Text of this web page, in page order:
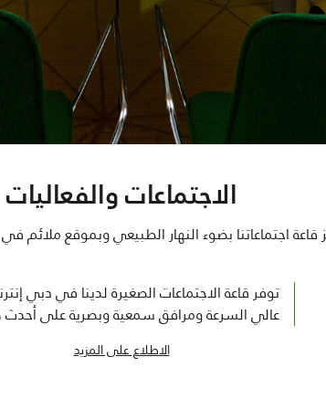
الاجتماعات والفعاليات
قاعة اجتماعاتنا بضوء النهار الطبيعي وبموقع ملائم
توفر قاعة الاجتماعات الصغيرة لدينا في دبي
عالي السرعة ومرافق سمعية وبصرية على أحدث
الاطلاع على المزيد